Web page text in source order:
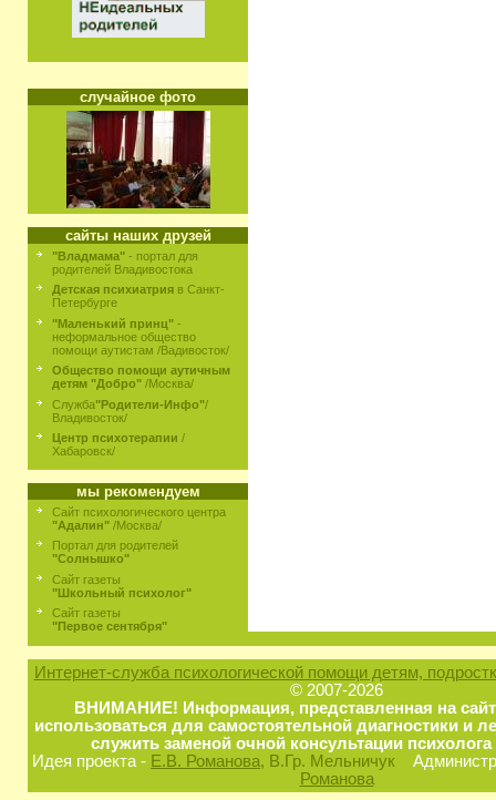
случайное фото
сайты наших друзей
"Владмама" - портал для
родителей Владивостока
Детская психиатрия в Санкт-
Петербурге
"Маленький принц" -
неформальное общество
помощи аутистам /Вадивосток/
Общество помощи аутичным
детям "Добро" /Москва/
Служба"Родители-Инфо"/
Владивосток/
Центр психотерапии /
Хабаровск/
мы рекомендуем
Сайт психологического центра
"Адалин" /Москва/
Портал для родителей
"Солнышко"
Сайт газеты
"Школьный психолог"
Сайт газеты
"Первое сентября"
Интернет-служба психологической помощи детям,
© 2007-2026
ВНИМАНИЕ! Информация, представленная на
использоваться для самостоятельной диагностики и
служить заменой очной консультации
Идея проекта - Е.В. Романова, В.Гр. Мельничук
Романова